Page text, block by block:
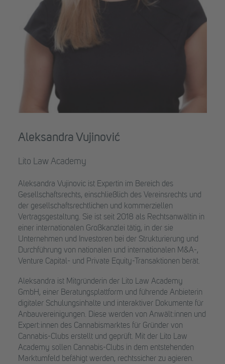
Aleksandra Vujinović
Lito Law Academy
Aleksandra Vujinovic ist Expertin im Bereich des
Gesellschaftsrechts, einschließlich des Vereinsrechts und
der gesellschaftsrechtlichen und kommerziellen
Vertragsgestaltung. Sie ist seit 2018 als Rechtsanwältin in
einer internationalen Großkanzlei tätig, in der sie
Unternehmen und Investoren bei der Strukturierung und
Durchführung von nationalen und internationalen M&A-,
Venture Capital- und Private Equity-Transaktionen berät.
Aleksandra ist Mitgründerin der Lito Law Academy
GmbH, einer Beratungsplattform und führende Anbieterin
digitaler Schulungsinhalte und interaktiver Dokumente für
Anbauvereinigungen. Diese werden von Anwält:innen und
Expert:innen des Cannabismarktes für Gründer von
Cannabis-Clubs erstellt und geprüft. Mit der Lito Law
Academy sollen Cannabis-Clubs in dem entstehenden
Marktumfeld befähigt werden, rechtssicher zu agieren.